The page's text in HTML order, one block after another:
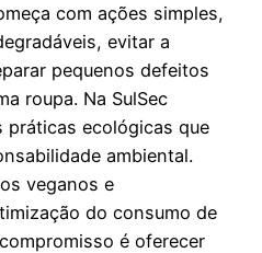
com ações simples,
evitar a
pequenos defeitos
roupa. Na SulSec
práticas ecológicas que
ambiental.
veganos e
do consumo de
é oferecer